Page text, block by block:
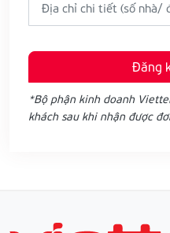
*Bộ phận kinh doanh
khách sau khi nhận được
Đăng